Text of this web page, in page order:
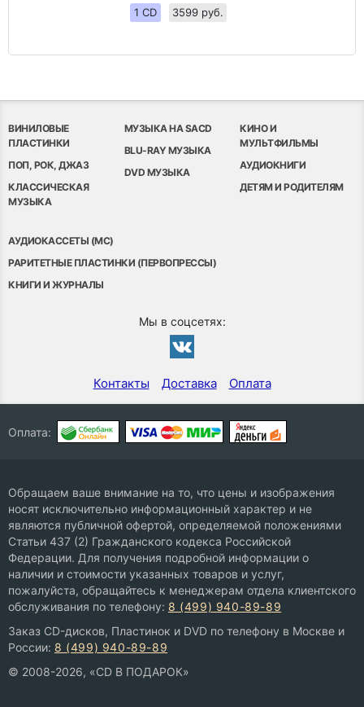
1 CD 3599 руб.
ВИНИЛОВЫЕ
ПЛАСТИНКИ
ПОП, РОК, ДЖАЗ
КЛАССИЧЕСКАЯ
МУЗЫКА
МУЗЫКА НА SACD
BLU-RAY МУЗЫКА
DVD МУЗЫКА
КИНО И
МУЛЬТФИЛЬМЫ
АУДИОКНИГИ
ДЕТЯМ И РОДИТЕЛЯМ
АУДИОКАССЕТЫ (MC)
РАРИТЕТНЫЕ ПЛАСТИНКИ (ПЕРВОПРЕССЫ)
КНИГИ И ЖУРНАЛЫ
Мы в соцсетях:
Контакты Доставка Оплата
Оплата:
Обращаем ваше внимание на то, что цены и изображения
носят исключительно информационный характер и не
являются публичной офертой, определяемой положениями
Статьи 437 (2) Гражданского кодекса Российской
Федерации. Для получения подробной информации о
наличии и стоимости указанных товаров и услуг,
пожалуйста, обращайтесь к менеджерам отдела клиентского
обслуживания по телефону: 8 (499) 940-89-89
Заказ CD-дисков, Пластинок и DVD по телефону в Москве и
России: 8 (499) 940-89-89
© 2008-2026, «CD В ПОДАРОК»